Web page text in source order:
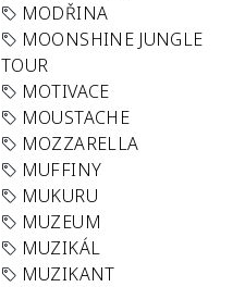
MODŘINA
MOONSHINE JUNGLE
TOUR
MOTIVACE
MOUSTACHE
MOZZARELLA
MUFFINY
MUKURU
MUZEUM
MUZIKÁL
MUZIKANT